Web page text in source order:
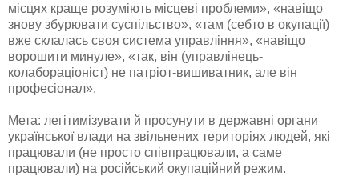
місцях краще розуміють місцеві проблеми», «навіщо
знову збурювати суспільство», «там (себто в окупації)
вже склалась своя система управління», «навіщо
ворошити минуле», «так, він (управлінець-
колабораціоніст) не патріот-вишиватник, але він
професіонал».
Мета: легітимізувати й просунути в державні органи
української влади на звільнених територіях людей, які
працювали (не просто співпрацювали, а саме
працювали) на російський окупаційний режим.